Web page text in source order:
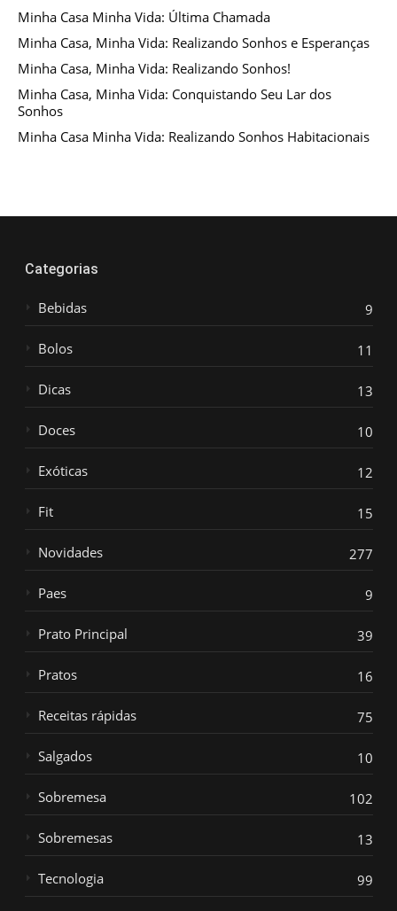
Minha Casa Minha Vida: Última Chamada
Minha Casa, Minha Vida: Realizando Sonhos e Esperanças
Minha Casa, Minha Vida: Realizando Sonhos!
Minha Casa, Minha Vida: Conquistando Seu Lar dos
Sonhos
Minha Casa Minha Vida: Realizando Sonhos Habitacionais
Categorias
Bebidas 9
Bolos 11
Dicas 13
Doces 10
Exóticas 12
Fit 15
Novidades 277
Paes 9
Prato Principal 39
Pratos 16
Receitas rápidas 75
Salgados 10
Sobremesa 102
Sobremesas 13
Tecnologia 99